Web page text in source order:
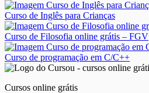
Curso de Inglês para Crianças
Curso de Filosofia online grátis – FGV
Curso de programação em C/C++
Cursos online grátis